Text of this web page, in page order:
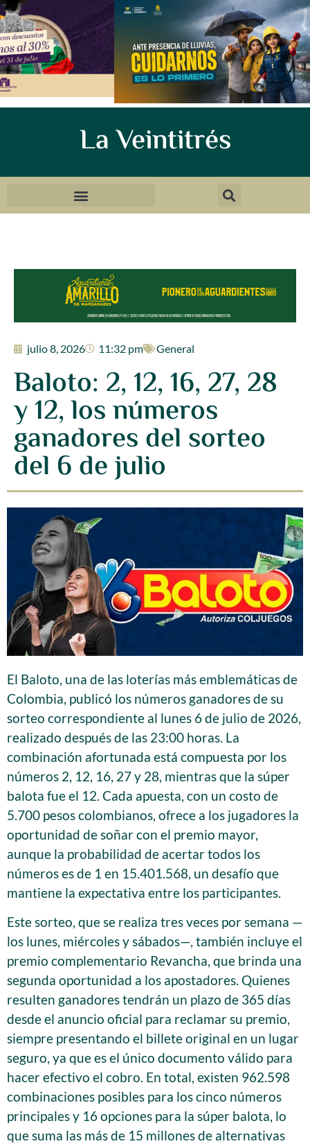
La Veintitrés
julio 8, 2026 11:32 pm General
Baloto: 2, 12, 16, 27, 28
y 12, los números
ganadores del sorteo
del 6 de julio
El Baloto, una de las loterías más emblemáticas de
Colombia, publicó los números ganadores de su
sorteo correspondiente al lunes 6 de julio de 2026,
realizado después de las 23:00 horas. La
combinación afortunada está compuesta por los
números 2, 12, 16, 27 y 28, mientras que la súper
balota fue el 12. Cada apuesta, con un costo de
5.700 pesos colombianos, ofrece a los jugadores la
oportunidad de soñar con el premio mayor,
aunque la probabilidad de acertar todos los
números es de 1 en 15.401.568, un desafío que
mantiene la expectativa entre los participantes.
Este sorteo, que se realiza tres veces por semana —
los lunes, miércoles y sábados—, también incluye el
premio complementario Revancha, que brinda una
segunda oportunidad a los apostadores. Quienes
resulten ganadores tendrán un plazo de 365 días
desde el anuncio oficial para reclamar su premio,
siempre presentando el billete original en un lugar
seguro, ya que es el único documento válido para
hacer efectivo el cobro. En total, existen 962.598
combinaciones posibles para los cinco números
principales y 16 opciones para la súper balota, lo
que suma las más de 15 millones de alternativas